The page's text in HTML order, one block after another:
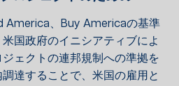
America、Buy Americaの基準
国政府のイニシアティブによ
ェクトの連邦規制への準拠を
達することで、米国の雇用と